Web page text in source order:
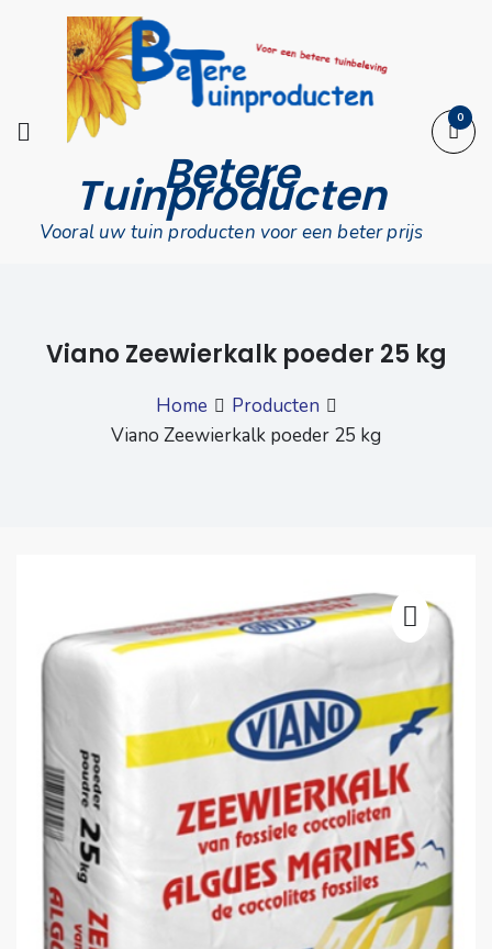
Betere
Tuinproducten
Vooral uw tuin producten voor een beter prijs
0
Viano Zeewierkalk poeder 25 kg
Home
Producten
Viano Zeewierkalk poeder 25 kg